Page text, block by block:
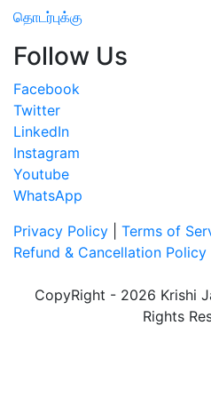
தொடர்புக்கு
Follow Us
Facebook
Twitter
LinkedIn
Instagram
Youtube
WhatsApp
Privacy Policy
Terms of
Refund & Cancellation Policy
CopyRight - 2026 Krishi
Rights